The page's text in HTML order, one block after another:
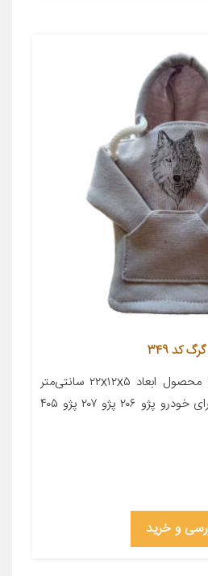
کد 349
معرفی محصول جزئیات محصول ابعاد ۲۲x۱۲x۵ سانتی‌متر
جنس ویسکوز مناسب برای خودرو پژو ۲۰۶ پژو ۲۰۷ پژو ۴۰۵
و خرید